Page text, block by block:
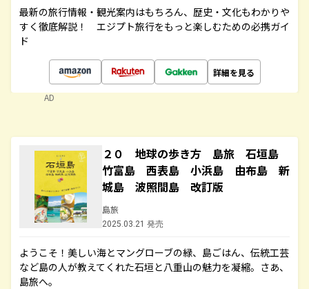
最新の旅行情報・観光案内はもちろん、歴史・文化もわかりや
すく徹底解説！ エジプト旅行をもっと楽しむための必携ガイ
ド
詳細を見る
AD
２０ 地球の歩き方 島旅 石垣島
竹富島 西表島 小浜島 由布島 新
城島 波照間島 改訂版
島旅
2025.03.21 発売
ようこそ！美しい海とマングローブの緑、島ごはん、伝統工芸
など島の人が教えてくれた石垣と八重山の魅力を凝縮。さあ、
島旅へ。